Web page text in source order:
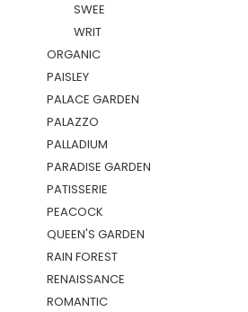
SWEE
WRIT
ORGANIC
PAISLEY
PALACE GARDEN
PALAZZO
PALLADIUM
PARADISE GARDEN
PATISSERIE
PEACOCK
QUEEN'S GARDEN
RAIN FOREST
RENAISSANCE
ROMANTIC